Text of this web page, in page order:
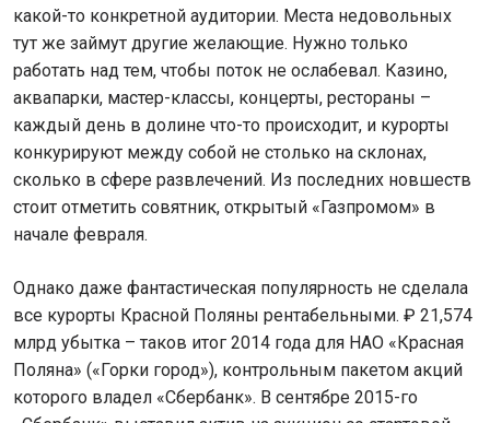
какой-то конкретной аудитории. Места недовольных
тут же займут другие желающие. Нужно только
работать над тем, чтобы поток не ослабевал. Казино,
аквапарки, мастер-классы, концерты, рестораны –
каждый день в долине что-то происходит, и курорты
конкурируют между собой не столько на склонах,
сколько в сфере развлечений. Из последних новшеств
стоит отметить совятник, открытый «Газпромом» в
начале февраля.
Однако даже фантастическая популярность не сделала
все курорты Красной Поляны рентабельными. ₽ 21,574
млрд убытка – таков итог 2014 года для НАО «Красная
Поляна» («Горки город»), контрольным пакетом акций
которого владел «Сбербанк». В сентябре 2015-го